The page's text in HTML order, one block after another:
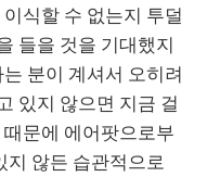
식할 수 없는지 투덜
들을 것을 기대했지
분이 계셔서 오히려
있지 않으면 지금 걸
문에 에어팟으로부
지 않든 습관적으로